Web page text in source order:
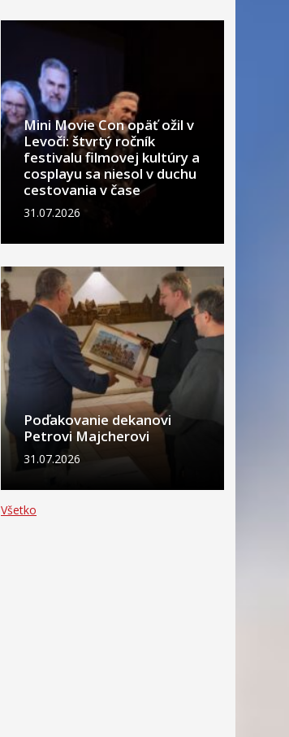
Mini Movie Con opäť ožil v
Levoči: štvrtý ročník
festivalu filmovej kultúry a
cosplayu sa niesol v duchu
cestovania v čase
31.07.2026
Poďakovanie dekanovi
Petrovi Majcherovi
31.07.2026
Všetko